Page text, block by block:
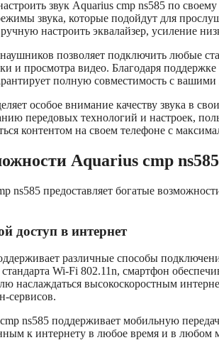
звук Aquarius cmp ns585 по
звука, которые подойдут для
настроить эквалайзер, усиление
позволяет подключить любые
и просмотра видео. Благодаря
полную совместимость с
особое внимание качеству звука в
передовых технологий и настроек,
контентом на своем телефоне с
Aquarius cmp
ns585 предоставляет богатые
доступ в интернет
различные способы
Wi-Fi 802.11n, смартфон
наслаждаться высокоскоростным
сервисов.
ns585 поддерживает мобильную
к интернету в любое время и в любом